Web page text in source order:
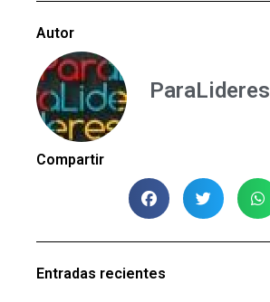
Autor
ParaLideres
Compartir
Entradas recientes